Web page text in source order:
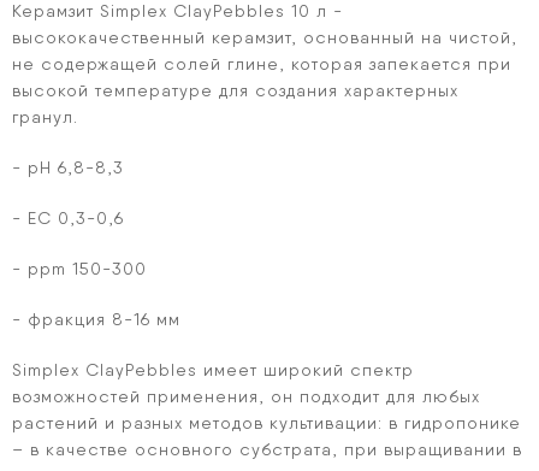
Керамзит Simplex ClayPebbles 10 л -
высококачественный керамзит, основанный на чистой,
не содержащей солей глине, которая запекается при
высокой температуре для создания характерных
гранул.
- рН 6,8-8,3
- ЕС 0,3-0,6
- ppm 150-300
- фракция 8-16 мм
Simplex ClayPebbles имеет широкий спектр
возможностей применения, он подходит для любых
растений и разных методов культивации: в гидропонике
– в качестве основного субстрата, при выращивании в